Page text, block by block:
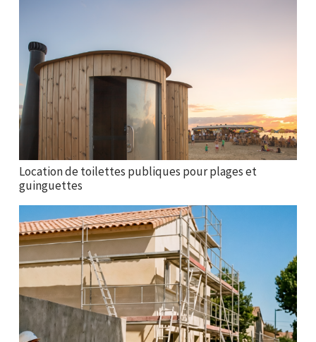
Location de toilettes publiques pour plages et
guinguettes